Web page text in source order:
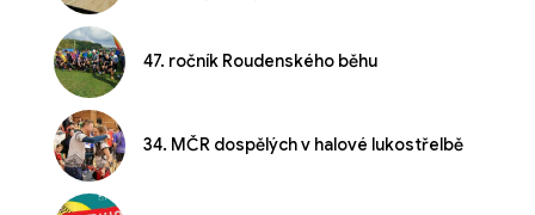
47. ročník Roudenského běhu
34. MČR dospělých v halové lukostřelbě